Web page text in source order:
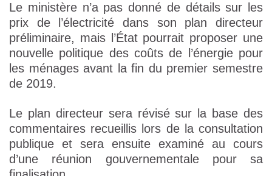
Le ministère n’a pas donné de détails sur les
prix de l’électricité dans son plan directeur
préliminaire, mais l’État pourrait proposer une
nouvelle politique des coûts de l’énergie pour
les ménages avant la fin du premier semestre
de 2019.
Le plan directeur sera révisé sur la base des
commentaires recueillis lors de la consultation
publique et sera ensuite examiné au cours
d’une réunion gouvernementale pour sa